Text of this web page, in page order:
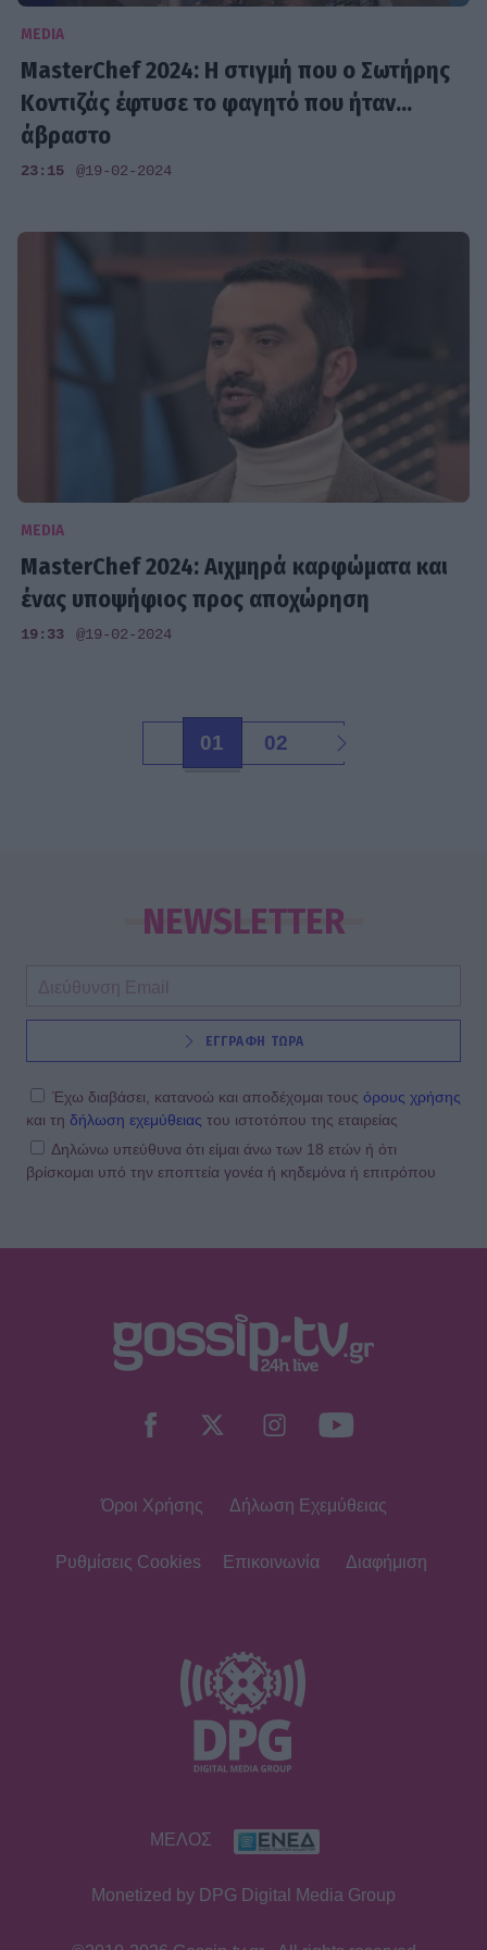
MEDIA
MasterChef 2024: Η στιγμή που ο Σωτήρης
Κοντιζάς έφτυσε το φαγητό που ήταν...
άβραστο
23:15 @19-02-2024
MEDIA
MasterChef 2024: Αιχμηρά καρφώματα και
ένας υποψήφιος προς αποχώρηση
19:33 @19-02-2024
01 02
NEWSLETTER
ΕΓΓΡΑΦΗ ΤΩΡΑ
Έχω διαβάσει, κατανοώ και αποδέχομαι τους όρους χρήσης
και τη δήλωση εχεμύθειας του ιστοτόπου της εταιρείας
Δηλώνω υπεύθυνα ότι είμαι άνω των 18 ετών ή ότι
βρίσκομαι υπό την εποπτεία γονέα ή κηδεμόνα ή επιτρόπου
Όροι Χρήσης Δήλωση Εχεμύθειας
Ρυθμίσεις Cookies Επικοινωνία Διαφήμιση
ΜΕΛΟΣ
Monetized by DPG Digital Media Group